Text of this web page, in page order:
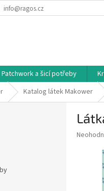
info@ragos.cz
Patchwork a šicí potřeby
Katalog látek Makower
produktu